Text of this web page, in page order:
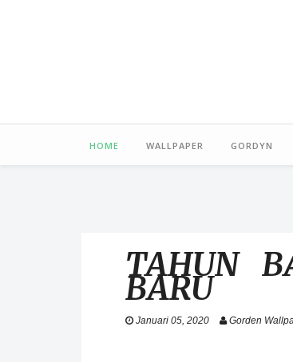
HOME WALLPAPER GORDYN
TAHUN
BARU
Januari 05, 2020 Gorden